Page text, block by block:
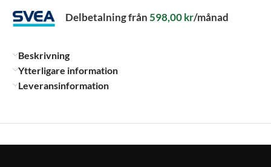
Delbetalning från598,00kr/månad
Beskrivning
Ytterligare information
Leveransinformation